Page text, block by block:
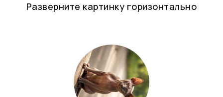
Разверните картинку горизонтально